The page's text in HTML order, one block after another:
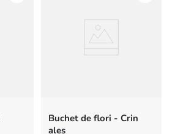
Buchet de flori - Crin
ales